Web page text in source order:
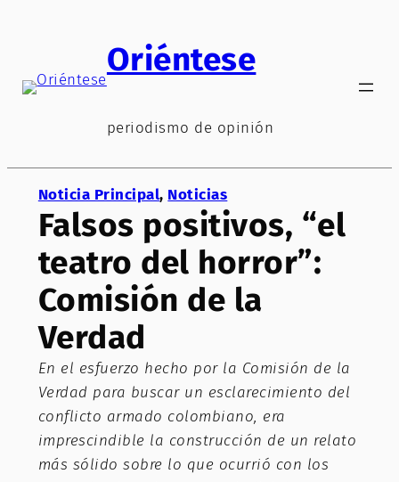
Oriéntese
periodismo de opinión
Noticia Principal, Noticias
Falsos positivos, “el
teatro del horror”:
Comisión de la
Verdad
En el esfuerzo hecho por la Comisión de la
Verdad para buscar un esclarecimiento del
conflicto armado colombiano, era
imprescindible la construcción de un relato
más sólido sobre lo que ocurrió con los